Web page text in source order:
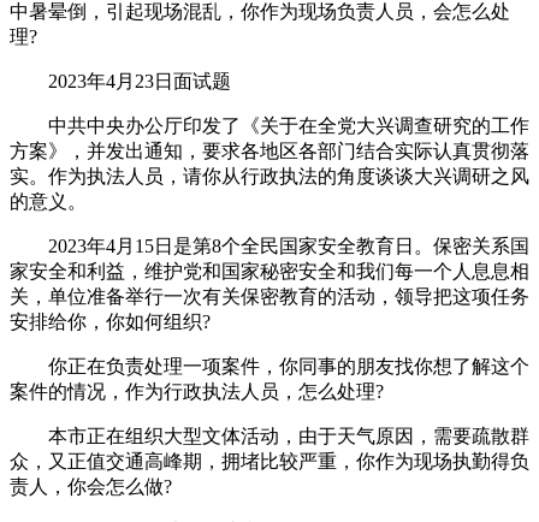
中暑晕倒，引起现场混乱，你作为现场负责人员，会怎么处
理?
2023年4月23日面试题
中共中央办公厅印发了《关于在全党大兴调查研究的工作
方案》，并发出通知，要求各地区各部门结合实际认真贯彻落
实。作为执法人员，请你从行政执法的角度谈谈大兴调研之风
的意义。
2023年4月15日是第8个全民国家安全教育日。保密关系国
家安全和利益，维护党和国家秘密安全和我们每一个人息息相
关，单位准备举行一次有关保密教育的活动，领导把这项任务
安排给你，你如何组织?
你正在负责处理一项案件，你同事的朋友找你想了解这个
案件的情况，作为行政执法人员，怎么处理?
本市正在组织大型文体活动，由于天气原因，需要疏散群
众，又正值交通高峰期，拥堵比较严重，你作为现场执勤得负
责人，你会怎么做?